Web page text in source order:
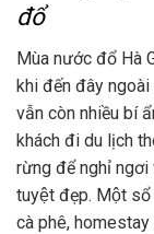
đổ
Mùa nước đổ Hà
khi đến đây
vẫn còn nhiều bí
khách đi du lịch
rừng để nghỉ
tuyệt đẹp. Một sổ
cà phê,